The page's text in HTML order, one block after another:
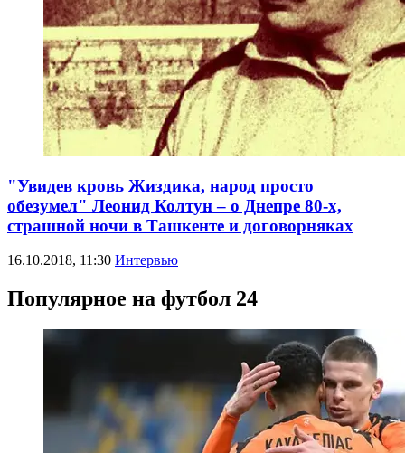
"Увидев кровь Жиздика, народ просто
обезумел" Леонид Колтун – о Днепре 80-х,
страшной ночи в Ташкенте и договорняках
16.10.2018, 11:30 Интервью
Популярное на футбол 24